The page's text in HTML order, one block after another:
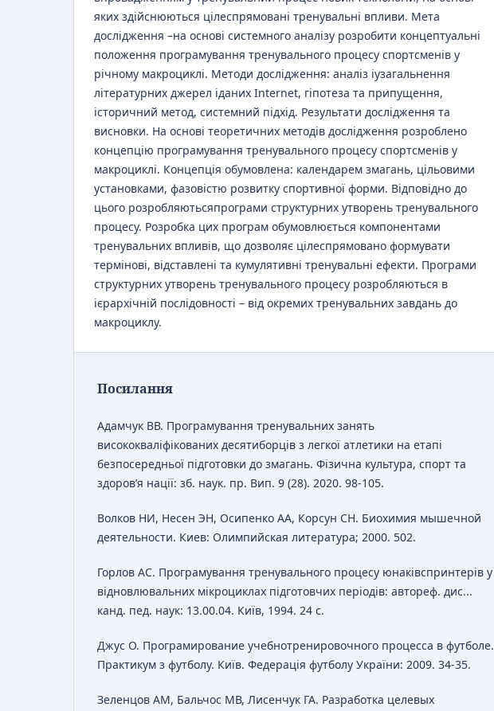
яких здійснюються цілеспрямовані тренувальні впливи. Мета
дослідження –на основі системного аналізу розробити концептуальні
положення програмування тренувального процесу спортсменів у
річному макроциклі. Методи дослідження: аналіз іузагальнення
літературних джерел іданих Internet, гіпотеза та припущення,
історичний метод, системний підхід. Результати дослідження та
висновки. На основі теоретичних методів дослідження розроблено
концепцію програмування тренувального процесу спортсменів у
макроциклі. Концепція обумовлена: календарем змагань, цільовими
установками, фазовістю розвитку спортивної форми. Відповідно до
цього розробляютьсяпрограми структурних утворень тренувального
процесу. Розробка цих програм обумовлюється компонентами
тренувальних впливів, що дозволяє цілеспрямовано формувати
термінові, відставлені та кумулятивні тренувальні ефекти. Програми
структурних утворень тренувального процесу розробляються в
ієрархічній послідовності – від окремих тренувальних завдань до
макроциклу.
Посилання
Адамчук ВВ. Програмування тренувальних занять
висококваліфікованих десятиборців з легкої атлетики на етапі
безпосередньої підготовки до змагань. Фізична культура, спорт та
здоров’я нації: зб. наук. пр. Вип. 9 (28). 2020. 98-105.
Волков НИ, Несен ЭН, Осипенко АА, Корсун СН. Биохимия мышечной
деятельности. Киев: Олимпийская литература; 2000. 502.
Горлов АС. Програмування тренувального процесу юнаківспринтерів у
відновлювальних мікроциклах підготовчих періодів: автореф. дис...
канд. пед. наук: 13.00.04. Київ, 1994. 24 с.
Джус О. Програмирование учебнотренировочного процесса в футболе.
Практикум з футболу. Київ. Федерація футболу України: 2009. 34-35.
Зеленцов АМ, Бальчос МВ, Лисенчук ГА. Разработка целевых